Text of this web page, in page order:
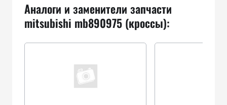
Аналоги и заменители запчасти
mitsubishi mb890975 (кроссы):